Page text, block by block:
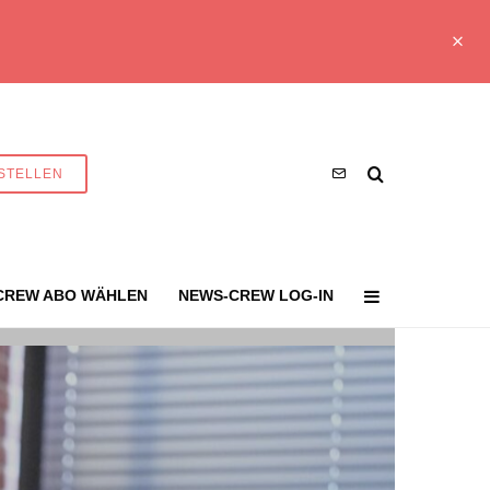
ABO WÄHLEN NEWS-CREW LOG-IN